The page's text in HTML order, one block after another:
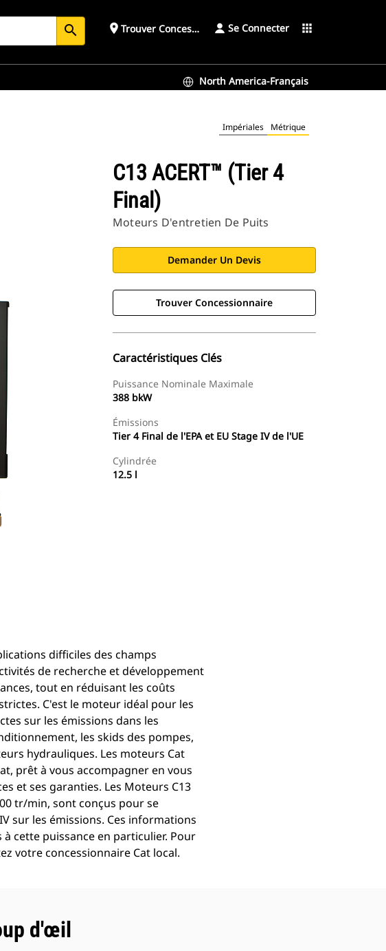
search place Trouver ConcessionnaireSe Connecter apps
North America-Français
Impériales Métrique
C13 ACERT™ (Tier 4
Final)
Moteurs D'entretien De Puits
Demander Un Devis
Trouver Concessionnaire
Caractéristiques Clés
Puissance Nominale Maximale
388 bkW
Émissions
Tier 4 Final de l'EPA et EU Stage IV de l'UE
Cylindrée
12.5 l
difficiles des champs
de recherche et développement
tout en réduisant les coûts
C'est le moteur idéal pour les
sur les émissions dans les
les skids des pompes,
hydrauliques. Les moteurs Cat
prêt à vous accompagner en vous
et ses garanties. Les Moteurs C13
tr/min, sont conçus pour se
sur les émissions. Ces informations
cette puissance en particulier. Pour
votre concessionnaire Cat local.
d'œil